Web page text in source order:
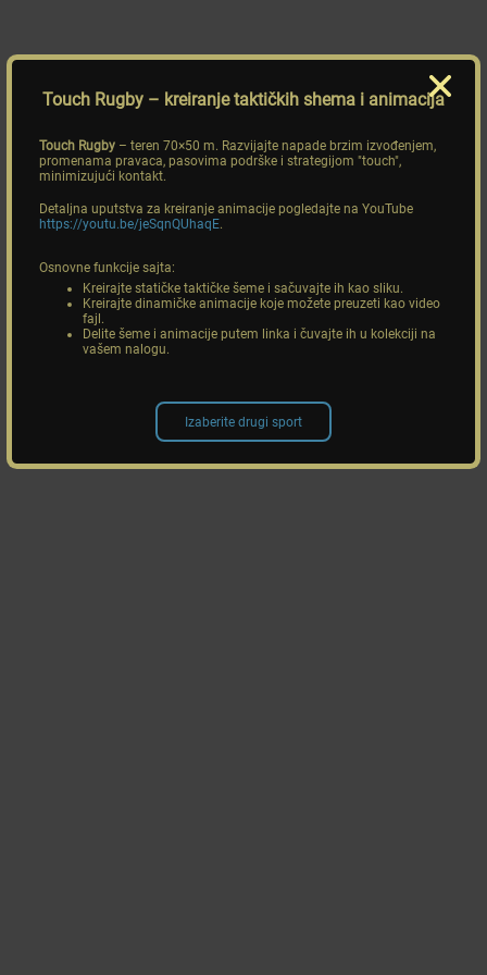
Touch Rugby – kreiranje taktičkih shema i animacija
Touch Rugby – teren 70×50 m. Razvijajte napade brzim izvođenjem,
promenama pravaca, pasovima podrške i strategijom "touch",
minimizujući kontakt.
Detaljna uputstva za kreiranje animacije pogledajte na YouTube
https://youtu.be/jeSqnQUhaqE.
Osnovne funkcije sajta:
Kreirajte statičke taktičke šeme i sačuvajte ih kao sliku.
Kreirajte dinamičke animacije koje možete preuzeti kao video
fajl.
Delite šeme i animacije putem linka i čuvajte ih u kolekciji na
vašem nalogu.
Izaberite drugi sport